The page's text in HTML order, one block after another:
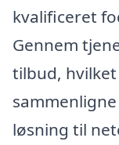
kvalificeret
Gennem
tilbud,
løsning til